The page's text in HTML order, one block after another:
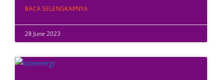
BACA SELENGKAPNYA
28 June 2023